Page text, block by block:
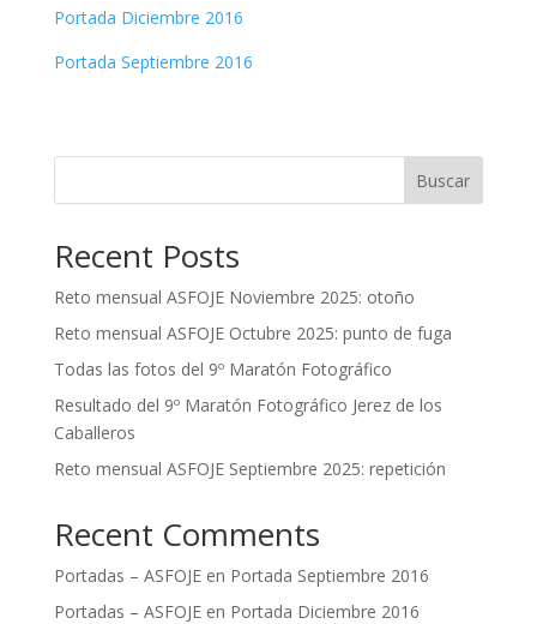
Portada Diciembre 2016
Portada Septiembre 2016
Buscar
Recent Posts
Reto mensual ASFOJE Noviembre 2025: otoño
Reto mensual ASFOJE Octubre 2025: punto de fuga
Todas las fotos del 9º Maratón Fotográfico
Resultado del 9º Maratón Fotográfico Jerez de los
Caballeros
Reto mensual ASFOJE Septiembre 2025: repetición
Recent Comments
Portadas – ASFOJEen Portada Septiembre 2016
Portadas – ASFOJEen Portada Diciembre 2016